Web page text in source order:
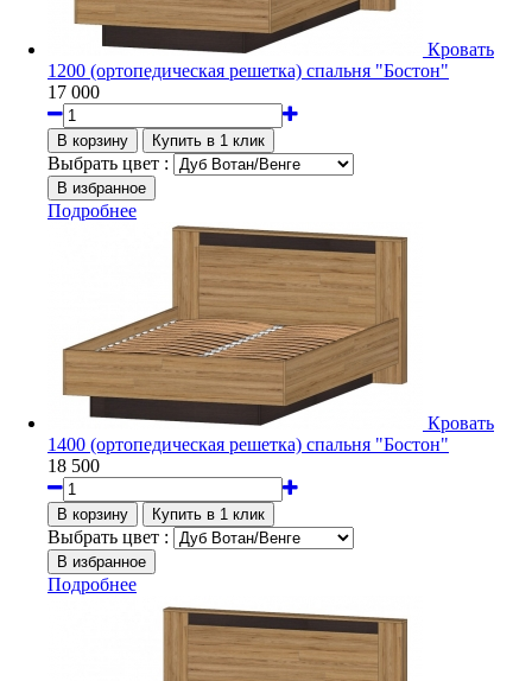
Кровать
1200 (ортопедическая решетка) спальня "Бостон"
17 000
Выбрать цвет :
Подробнее
Кровать
1400 (ортопедическая решетка) спальня "Бостон"
18 500
Выбрать цвет :
Подробнее